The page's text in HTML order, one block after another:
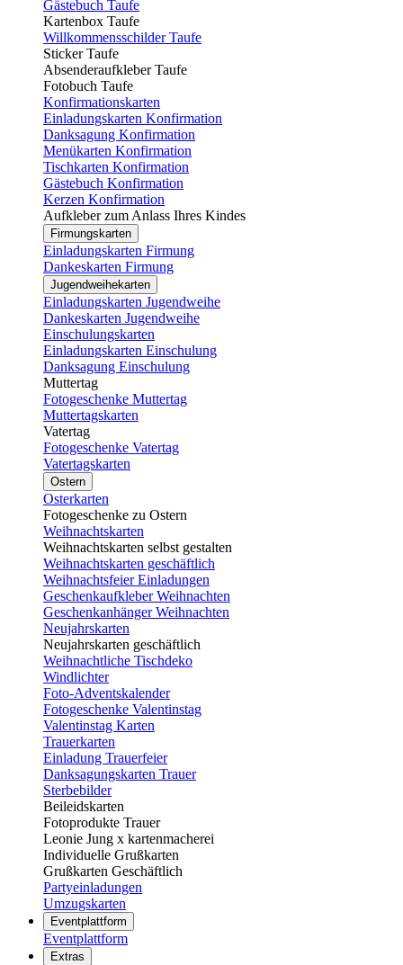
Gästebuch Taufe
Kartenbox Taufe
Willkommensschilder Taufe
Sticker Taufe
Absenderaufkleber Taufe
Fotobuch Taufe
Konfirmationskarten
Einladungskarten Konfirmation
Danksagung Konfirmation
Menükarten Konfirmation
Tischkarten Konfirmation
Gästebuch Konfirmation
Kerzen Konfirmation
Aufkleber zum Anlass Ihres Kindes
Firmungskarten
Einladungskarten Firmung
Dankeskarten Firmung
Jugendweihekarten
Einladungskarten Jugendweihe
Dankeskarten Jugendweihe
Einschulungskarten
Einladungskarten Einschulung
Danksagung Einschulung
Muttertag
Fotogeschenke Muttertag
Muttertagskarten
Vatertag
Fotogeschenke Vatertag
Vatertagskarten
Ostern
Osterkarten
Fotogeschenke zu Ostern
Weihnachtskarten
Weihnachtskarten selbst gestalten
Weihnachtskarten geschäftlich
Weihnachtsfeier Einladungen
Geschenkaufkleber Weihnachten
Geschenkanhänger Weihnachten
Neujahrskarten
Neujahrskarten geschäftlich
Weihnachtliche Tischdeko
Windlichter
Foto-Adventskalender
Fotogeschenke Valentinstag
Valentinstag Karten
Trauerkarten
Einladung Trauerfeier
Danksagungskarten Trauer
Sterbebilder
Beileidskarten
Fotoprodukte Trauer
Leonie Jung x kartenmacherei
Individuelle Grußkarten
Grußkarten Geschäftlich
Partyeinladungen
Umzugskarten
Eventplattform
Eventplattform
Extras